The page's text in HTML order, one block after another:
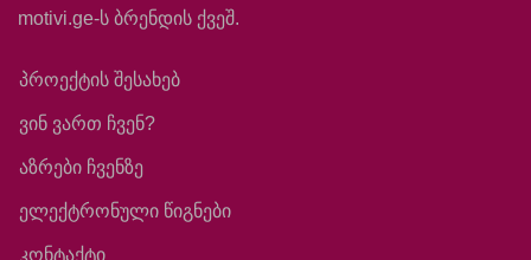
motivi.ge-ს ბრენდის ქვეშ.
პროექტის შესახებ
ვინ ვართ ჩვენ?
აზრები ჩვენზე
ელექტრონული წიგნები
კონტაქტი